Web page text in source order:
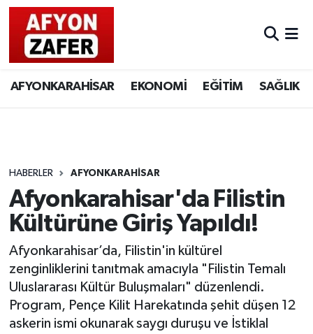
AFYONKARAHİSAR EKONOMİ EĞİTİM SAĞLIK
HABERLER AFYONKARAHİSAR
Afyonkarahisar'da Filistin
Kültürüne Giriş Yapıldı!
Afyonkarahisar’da, Filistin'in kültürel
zenginliklerini tanıtmak amacıyla "Filistin Temalı
Uluslararası Kültür Buluşmaları" düzenlendi.
Program, Pençe Kilit Harekatında şehit düşen 12
askerin ismi okunarak saygı duruşu ve İstiklal